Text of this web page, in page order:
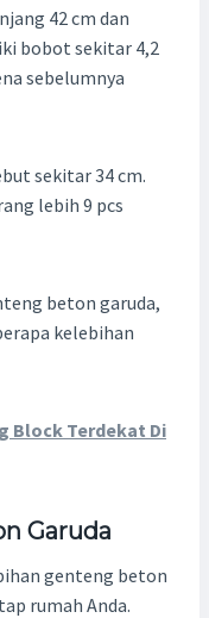
42 cm dan
bobot sekitar 4,2
sebelumnya
sekitar 34 cm.
lebih 9 pcs
beton garuda,
kelebihan
Block Terdekat Di
Garuda
genteng beton
rumah Anda.